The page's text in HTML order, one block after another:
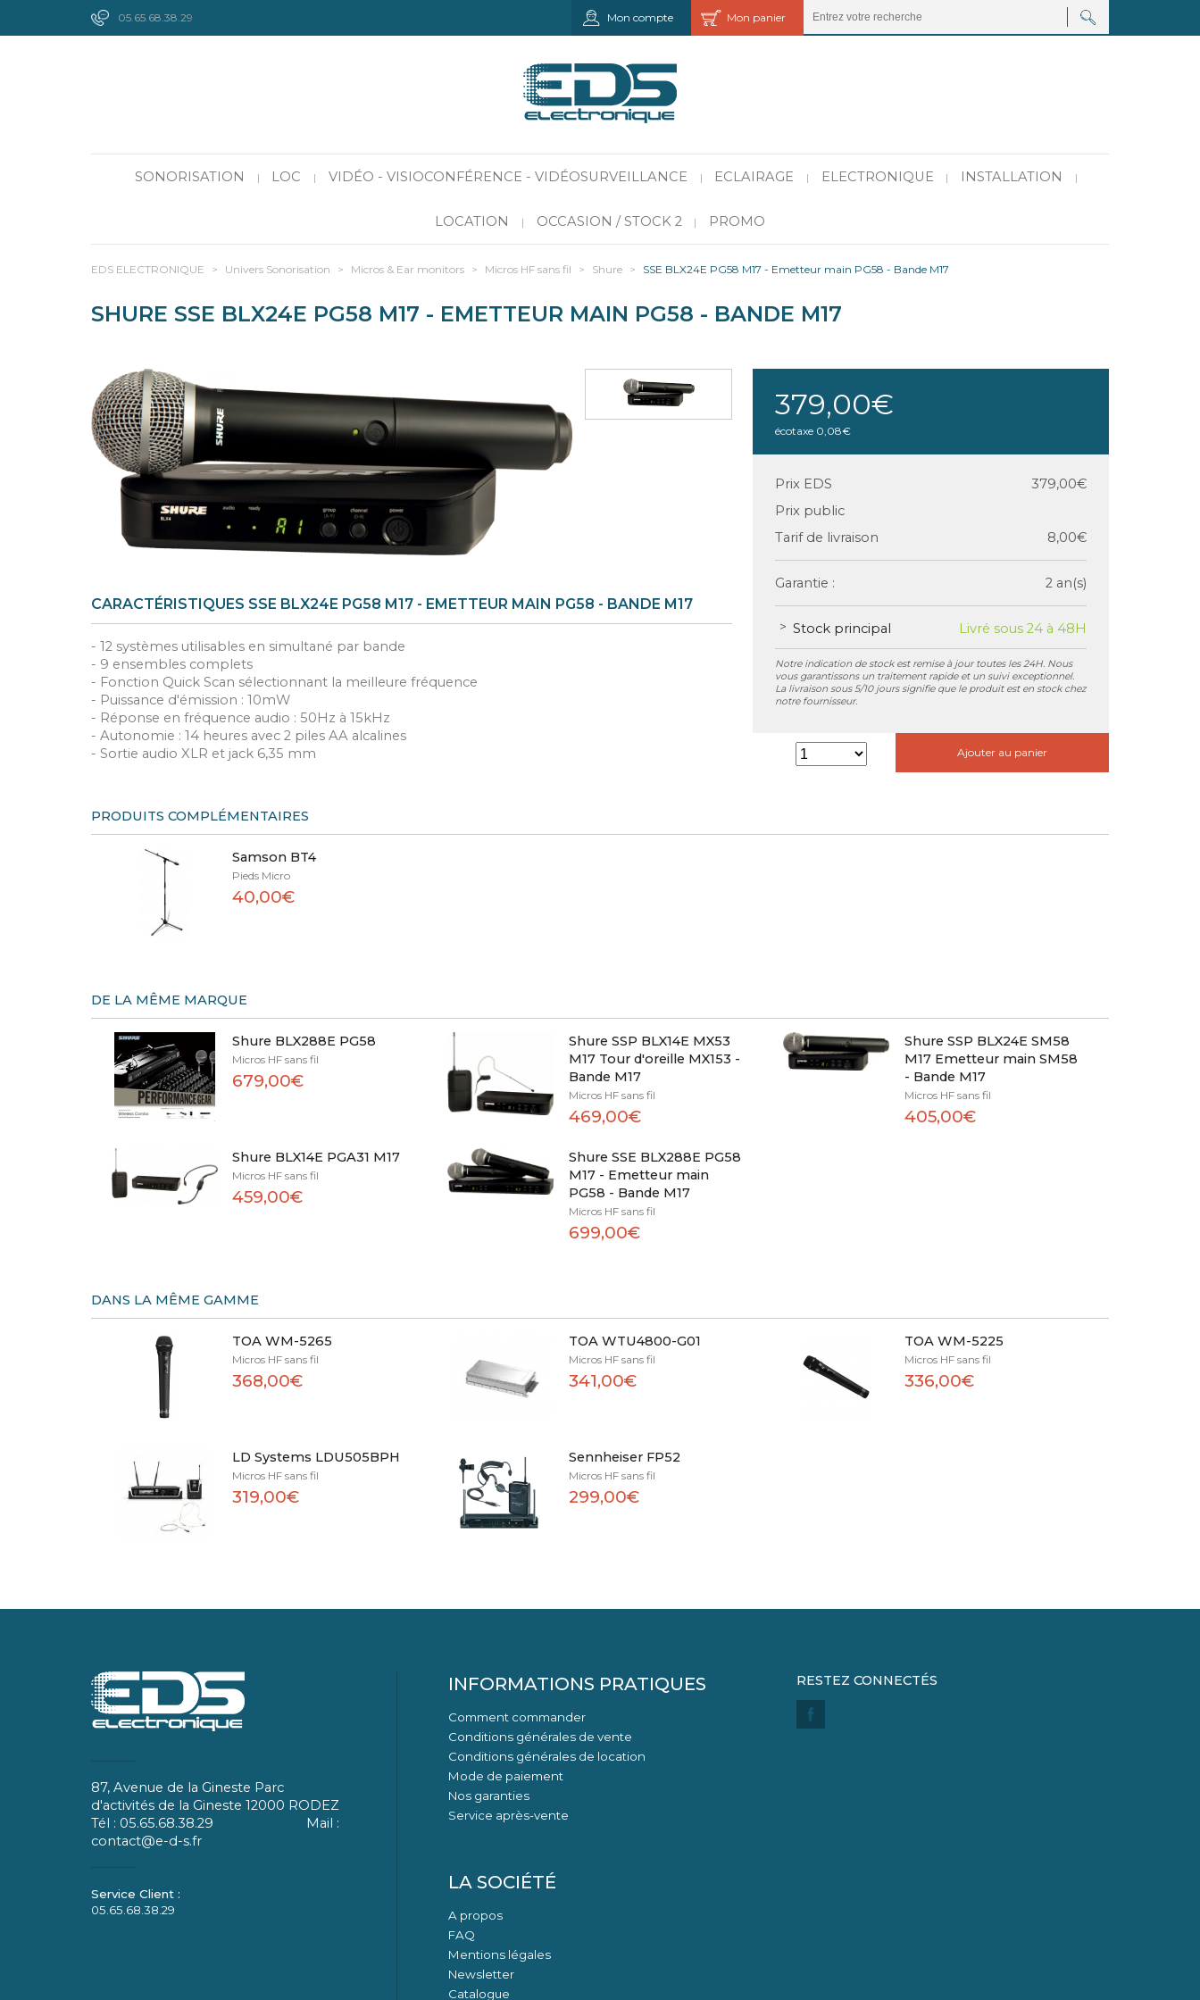
05.65.68.38.29 Mon panier
Mon compte
SONORISATION | LOC | VIDÉO - VISIOCONFÉRENCE - VIDÉOSURVEILLANCE | ECLAIRAGE | ELECTRONIQUE | INSTALLATION |
LOCATION | OCCASION / STOCK 2 | PROMO
EDS ELECTRONIQUE > Univers Sonorisation > Micros & Ear monitors > Micros HF sans fil > Shure > SSE BLX24E PG58 M17 - Emetteur main PG58 - Bande M17
SHURE SSE BLX24E PG58 M17 - EMETTEUR MAIN PG58 - BANDE M17
379,00€
écotaxe 0,08€
Prix EDS
379,00€
Prix public
Tarif de livraison
8,00€
Garantie : 2 an(s)
Stock principal Livré sous 24 à 48H
Notre indication de stock est remise à jour toutes les 24H. Nous
vous garantissons un traitement rapide et un suivi exceptionnel.
La livraison sous 5/10 jours signifie que le produit est en stock chez
notre fournisseur.
Ajouter au panier
CARACTÉRISTIQUES SSE BLX24E PG58 M17 - EMETTEUR MAIN PG58 - BANDE M17
- 12 systèmes utilisables en simultané par bande
- 9 ensembles complets
- Fonction Quick Scan sélectionnant la meilleure fréquence
- Puissance d'émission : 10mW
- Réponse en fréquence audio : 50Hz à 15kHz
- Autonomie : 14 heures avec 2 piles AA alcalines
- Sortie audio XLR et jack 6,35 mm
PRODUITS COMPLÉMENTAIRES
Samson BT4
Pieds Micro
40,00€
DE LA MÊME MARQUE
Shure BLX288E PG58
Micros HF sans fil
679,00€
Shure SSP BLX14E MX53
M17 Tour d'oreille MX153 -
Bande M17
Micros HF sans fil
469,00€
Shure SSP BLX24E SM58
M17 Emetteur main SM58
- Bande M17
Micros HF sans fil
405,00€
Shure BLX14E PGA31 M17
Micros HF sans fil
459,00€
Shure SSE BLX288E PG58
M17 - Emetteur main
PG58 - Bande M17
Micros HF sans fil
699,00€
DANS LA MÊME GAMME
TOA WM-5265
Micros HF sans fil
368,00€
TOA WTU4800-G01
Micros HF sans fil
341,00€
TOA WM-5225
Micros HF sans fil
336,00€
LD Systems LDU505BPH
Micros HF sans fil
319,00€
Sennheiser FP52
Micros HF sans fil
299,00€
87, Avenue de la Gineste Parc
d'activités de la Gineste 12000 RODEZ
Tél : 05.65.68.38.29 Mail :
contact@e-d-s.fr
05.65.68.38.29
INFORMATIONS PRATIQUES
Comment commander
Conditions générales de vente
Conditions générales de location
Mode de paiement
Nos garanties
Service après-vente
LA SOCIÉTÉ
A propos
FAQ
Mentions légales
Newsletter
Catalogue